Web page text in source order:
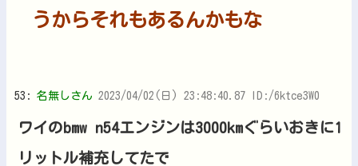
うからそれもあるんかもな
53: 名無しさん 2023/04/02(日) 23:48:40.87 ID:/6ktce3W0
ワイのbmw n54エンジンは3000kmぐらいおきに1
リットル補充してたで